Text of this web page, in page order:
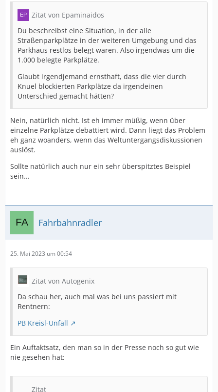
Zitat von Epaminaidos
Du beschreibst eine Situation, in der alle
Straßenparkplätze in der weiteren Umgebung und das
Parkhaus restlos belegt waren. Also irgendwas um die
1.000 belegte Parkplätze.
Glaubt irgendjemand ernsthaft, dass die vier durch
Knuel blockierten Parkplätze da irgendeinen
Unterschied gemacht hätten?
Nein, natürlich nicht. Ist eh immer müßig, wenn über
einzelne Parkplätze debattiert wird. Dann liegt das Problem
eh ganz woanders, wenn das Weltuntergangsdiskussionen
auslöst.
Sollte natürlich auch nur ein sehr überspitztes Beispiel
sein...
Fahrbahnradler
25. Mai 2023 um 00:54
Zitat von Autogenix
Da schau her, auch mal was bei uns passiert mit
Rentnern:
PB Kreisl-Unfall
Ein Auftaktsatz, den man so in der Presse noch so gut wie
nie gesehen hat:
Zitat